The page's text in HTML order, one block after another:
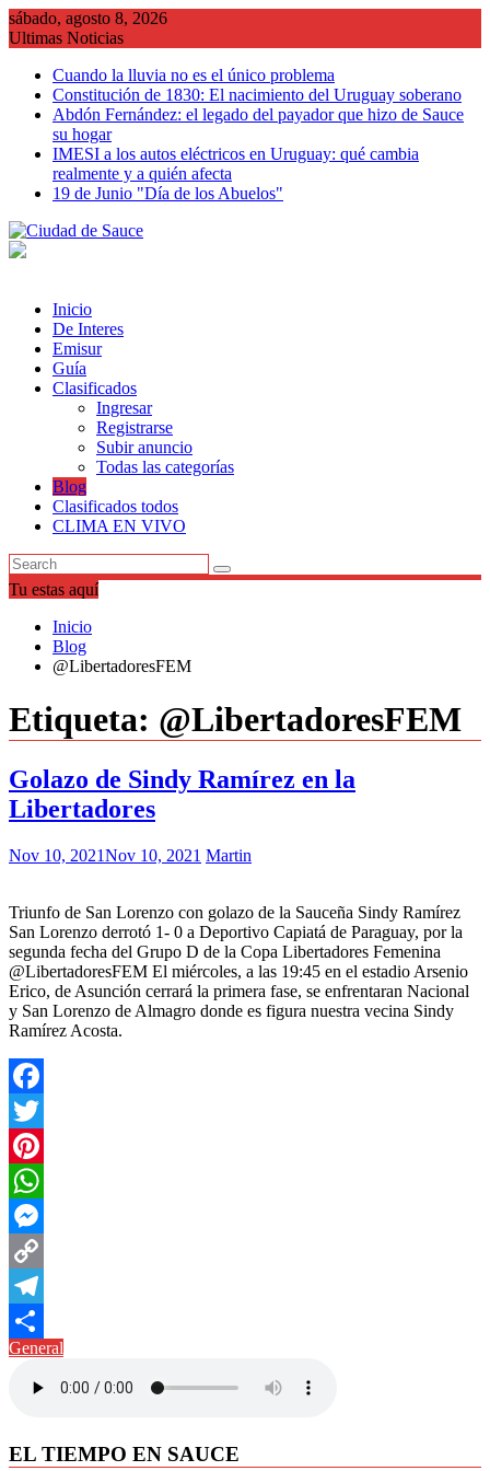
Saltar
al
sábado, agosto 8, 2026
Ultimas Noticias
Cuando la lluvia no es el único problema
Constitución de 1830: El nacimiento del Uruguay soberano
Abdón Fernández: el legado del payador que hizo de Sauce
su hogar
IMESI a los autos eléctricos en Uruguay: qué cambia
realmente y a quién afecta
19 de Junio "Día de los Abuelos"
Inicio
De Interes
Emisur
Guía
Clasificados
Ingresar
Registrarse
Subir anuncio
Todas las categorías
Blog
Clasificados todos
CLIMA EN VIVO
Tu estas aquí
Inicio
Blog
@LibertadoresFEM
Etiqueta: @LibertadoresFEM
Golazo de Sindy Ramírez en la
Libertadores
Nov 10, 2021Nov 10, 2021 Martin
Triunfo de San Lorenzo con golazo de la Sauceña Sindy Ramírez
San Lorenzo derrotó 1- 0 a Deportivo Capiatá de Paraguay, por la
segunda fecha del Grupo D de la Copa Libertadores Femenina
@LibertadoresFEM El miércoles, a las 19:45 en el estadio Arsenio
Erico, de Asunción cerrará la primera fase, se enfrentaran Nacional
y San Lorenzo de Almagro donde es figura nuestra vecina Sindy
Ramírez Acosta.
Facebook
Twitter
Pinterest
WhatsApp
Messenger
Copy
Link
Telegram
Compartir
General
EL TIEMPO EN SAUCE